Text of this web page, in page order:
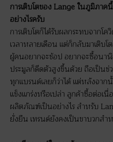
การเติบโตของ Lange ในภูมิภาค
อย่างไรครับ
การเติบโตก็ได้รับผลกระทบจากโ
เวลาหลายเดือน แต่ก็กลับมาเติบโ
ผู้คนอยากจะช้อป อยากจะซื้อนา
ประมูลก็ดีดตัวสูงขึ้นด้วย ถือเป็นช่
ทุกแบรนด์เลยก็ว่าได้ แต่หลังจา
แข็งแกร่งหรือเปล่า ลูกค้าซื้อต่อเนื่
ผลิตภัณฑ์เป็นอย่างไร สำหรับ
ยั่งยืน เทรนด์ยังคงเป็นขาบวกส